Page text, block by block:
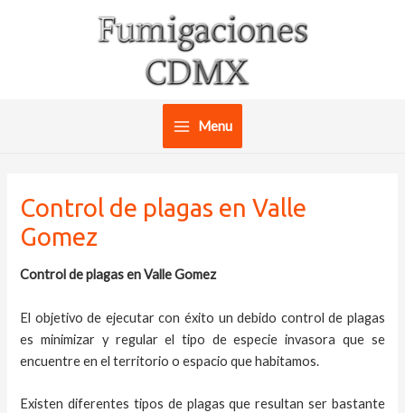
Main
Menu
Control de plagas en Valle
Gomez
Control de plagas en Valle Gomez
El objetivo de ejecutar con éxito un debido control de plagas
es minimizar y regular el tipo de especie invasora que se
encuentre en el territorio o espacio que habitamos.
Existen diferentes tipos de plagas que resultan ser bastante